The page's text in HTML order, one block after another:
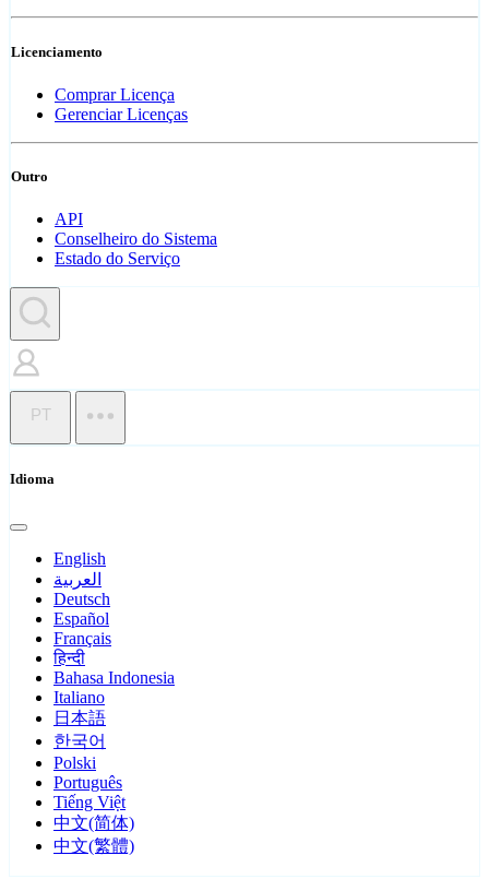
Licenciamento
Comprar Licença
Gerenciar Licenças
Outro
API
Conselheiro do Sistema
Estado do Serviço
PT
Idioma
English
العربية
Deutsch
Español
Français
हिन्दी
Bahasa Indonesia
Italiano
日本語
한국어
Polski
Português
Tiếng Việt
中文(简体)
中文(繁體)